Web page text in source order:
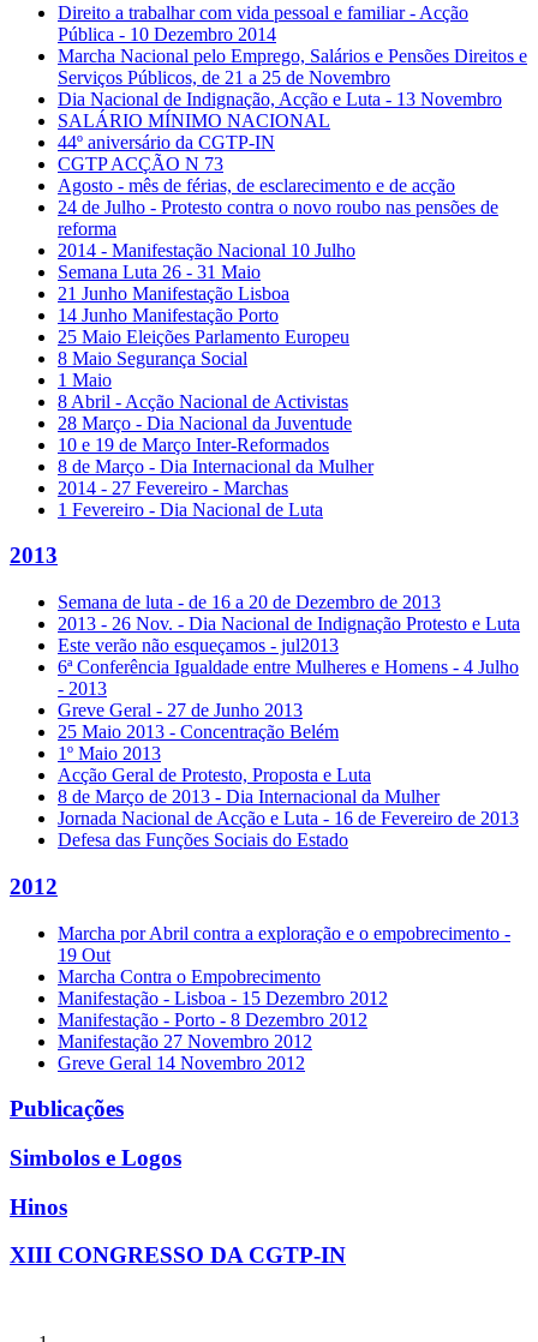
Direito a trabalhar com vida pessoal e familiar - Acção
Pública - 10 Dezembro 2014
Marcha Nacional pelo Emprego, Salários e Pensões Direitos e
Serviços Públicos, de 21 a 25 de Novembro
Dia Nacional de Indignação, Acção e Luta - 13 Novembro
SALÁRIO MÍNIMO NACIONAL
44º aniversário da CGTP-IN
CGTP ACÇÃO N 73
Agosto - mês de férias, de esclarecimento e de acção
24 de Julho - Protesto contra o novo roubo nas pensões de
reforma
2014 - Manifestação Nacional 10 Julho
Semana Luta 26 - 31 Maio
21 Junho Manifestação Lisboa
14 Junho Manifestação Porto
25 Maio Eleições Parlamento Europeu
8 Maio Segurança Social
1 Maio
8 Abril - Acção Nacional de Activistas
28 Março - Dia Nacional da Juventude
10 e 19 de Março Inter-Reformados
8 de Março - Dia Internacional da Mulher
2014 - 27 Fevereiro - Marchas
1 Fevereiro - Dia Nacional de Luta
2013
Semana de luta - de 16 a 20 de Dezembro de 2013
2013 - 26 Nov. - Dia Nacional de Indignação Protesto e Luta
Este verão não esqueçamos - jul2013
6ª Conferência Igualdade entre Mulheres e Homens - 4 Julho
- 2013
Greve Geral - 27 de Junho 2013
25 Maio 2013 - Concentração Belém
1º Maio 2013
Acção Geral de Protesto, Proposta e Luta
8 de Março de 2013 - Dia Internacional da Mulher
Jornada Nacional de Acção e Luta - 16 de Fevereiro de 2013
Defesa das Funções Sociais do Estado
2012
Marcha por Abril contra a exploração e o empobrecimento -
19 Out
Marcha Contra o Empobrecimento
Manifestação - Lisboa - 15 Dezembro 2012
Manifestação - Porto - 8 Dezembro 2012
Manifestação 27 Novembro 2012
Greve Geral 14 Novembro 2012
Publicações
Simbolos e Logos
Hinos
XIII CONGRESSO DA CGTP-IN